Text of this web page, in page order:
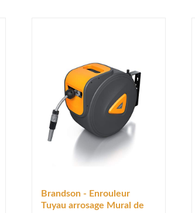
Brandson - Enrouleur
Tuyau arrosage Mural de